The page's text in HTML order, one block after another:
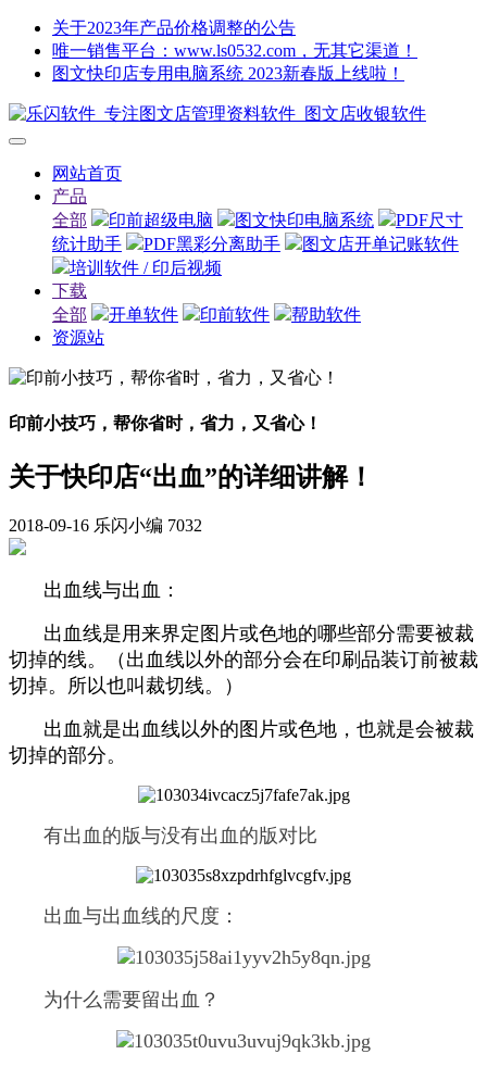
关于2023年产品价格调整的公告
唯一销售平台：www.ls0532.com，无其它渠道！
图文快印店专用电脑系统 2023新春版上线啦！
网站首页
产品
全部
印前超级电脑 图文快印电脑系统
PDF尺寸
统计助手
PDF黑彩分离助手
图文店开单记账软件
培训软件 / 印后视频
下载
全部
开单软件 印前软件
帮助软件
资源站
印前小技巧，帮你省时，省力，又省心！
关于快印店“出血”的详细讲解！
2018-09-16 乐闪小编 7032
出血线与出血：
出血线是用来界定图片或色地的哪些部分需要被裁
切掉的线。（出血线以外的部分会在印刷品装订前被裁
切掉。所以也叫裁切线。）
出血就是出血线以外的图片或色地，也就是会被裁
切掉的部分。
有出血的版与没有出血的版对比
出血与出血线的尺度：
为什么需要留出血？